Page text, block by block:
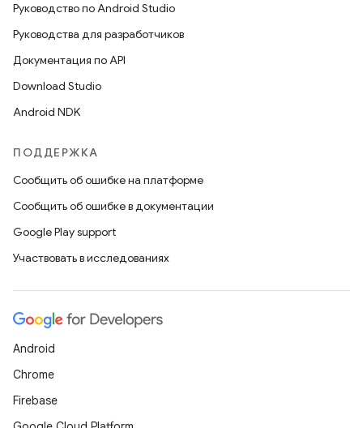
Руководство по Android Studio
Руководства для разработчиков
Документация по API
Download Studio
Android NDK
ПОДДЕРЖКА
Сообщить об ошибке на платформе
Сообщить об ошибке в документации
Google Play support
Участвовать в исследованиях
Android
Chrome
Firebase